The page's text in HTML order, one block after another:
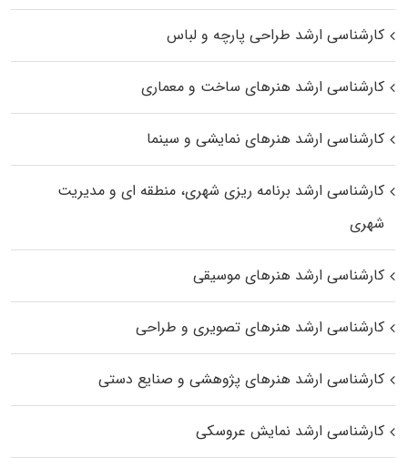
کارشناسی ارشد طراحی پارچه و لباس
کارشناسی ارشد هنرهای ساخت و معماری
کارشناسی ارشد هنرهای نمایشی و سینما
کارشناسی ارشد برنامه ریزی شهری، منطقه‌ ای و مدیریت
شهری
کارشناسی ارشد هنرهای موسیقی
کارشناسی ارشد هنرهای تصویری و طراحی
کارشناسی ارشد هنرهای پژوهشی و صنایع دستی
کارشناسی ارشد نمایش عروسکی